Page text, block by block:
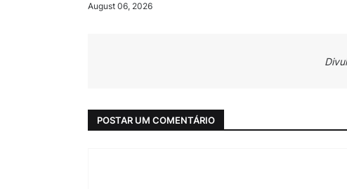
August 06, 2026
POSTAR UM COMENTÁRIO